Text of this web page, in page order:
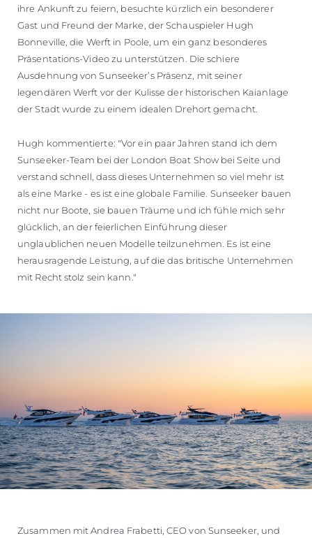
ihre Ankunft zu feiern, besuchte kürzlich ein besonderer
Gast und Freund der Marke, der Schauspieler Hugh
Bonneville, die Werft in Poole, um ein ganz besonderes
Präsentations-Video zu unterstützen. Die schiere
Ausdehnung von Sunseeker’s Präsenz, mit seiner
legendären Werft vor der Kulisse der historischen Kaianlage
der Stadt wurde zu einem idealen Drehort gemacht.
Hugh kommentierte: "Vor ein paar Jahren stand ich dem
Sunseeker-Team bei der London Boat Show bei Seite und
verstand schnell, dass dieses Unternehmen so viel mehr ist
als eine Marke - es ist eine globale Familie. Sunseeker bauen
nicht nur Boote, sie bauen Träume und ich fühle mich sehr
glücklich, an der feierlichen Einführung dieser
unglaublichen neuen Modelle teilzunehmen. Es ist eine
herausragende Leistung, auf die das britische Unternehmen
mit Recht stolz sein kann."
Zusammen mit Andrea Frabetti, CEO von Sunseeker, und